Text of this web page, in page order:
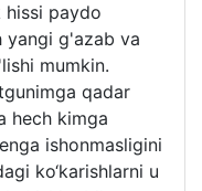
hissi paydo
yangi g'azab va
mumkin.
qadar
hech kimga
ishonmasligini
ko‘karishlarni u